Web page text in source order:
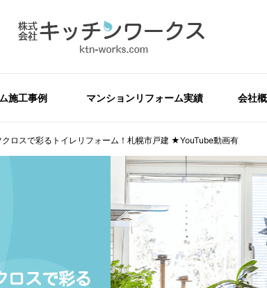
施工事例 マンションリフォーム実績 会社
クロスで彩るトイレリフォーム！札幌市戸建 ★YouTube動画有
ロスで彩る